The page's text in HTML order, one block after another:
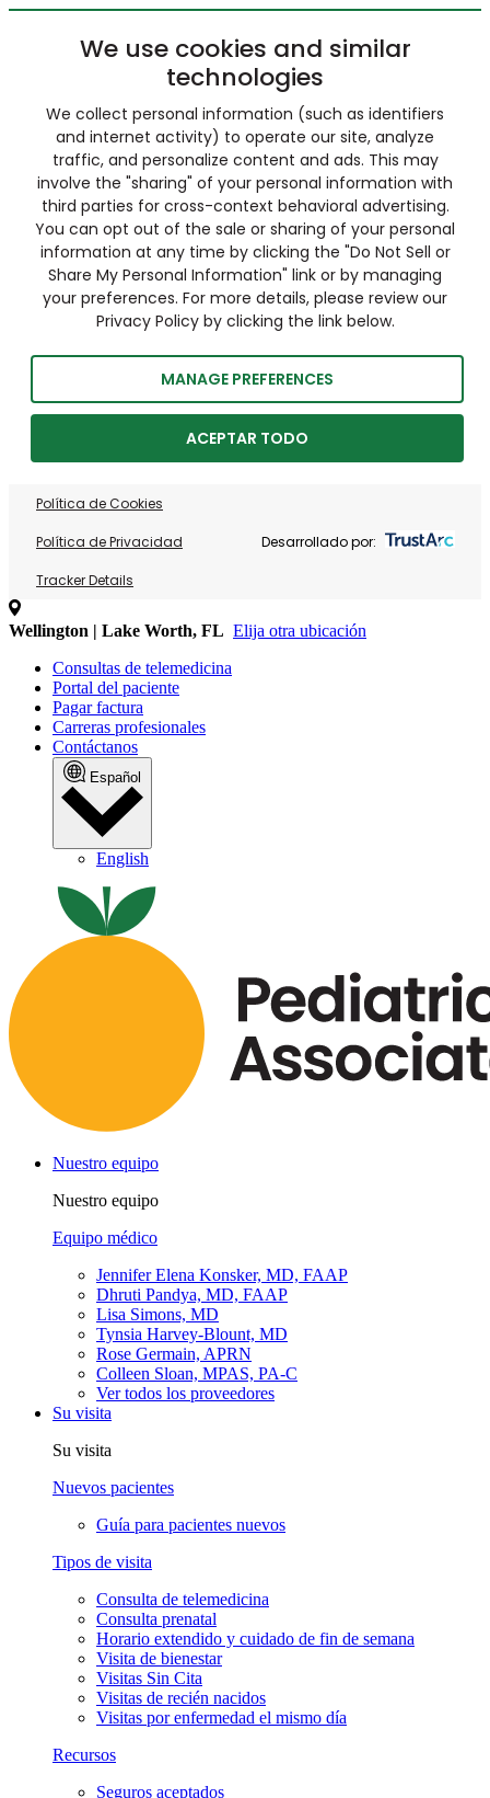
We use cookies and similar
technologies
We collect personal information (such as identifiers
and internet activity) to operate our site, analyze
traffic, and personalize content and ads. This may
involve the "sharing" of your personal information with
third parties for cross-context behavioral advertising.
You can opt out of the sale or sharing of your personal
information at any time by clicking the "Do Not Sell or
Share My Personal Information" link or by managing
your preferences. For more details, please review our
Privacy Policy by clicking the link below.
MANAGE PREFERENCES
ACEPTAR TODO
Política de Cookies
Política de Privacidad
Tracker Details
Desarrollado por:
Wellington | Lake Worth, FL Elija otra ubicación
Consultas de telemedicina
Portal del paciente
Pagar factura
Carreras profesionales
Contáctanos
Español
English
Nuestro equipo
Nuestro equipo
Equipo médico
Jennifer Elena Konsker, MD, FAAP
Dhruti Pandya, MD, FAAP
Lisa Simons, MD
Tynsia Harvey-Blount, MD
Rose Germain, APRN
Colleen Sloan, MPAS, PA-C
Ver todos los proveedores
Su visita
Su visita
Nuevos pacientes
Guía para pacientes nuevos
Tipos de visita
Consulta de telemedicina
Consulta prenatal
Horario extendido y cuidado de fin de semana
Visita de bienestar
Visitas Sin Cita
Visitas de recién nacidos
Visitas por enfermedad el mismo día
Recursos
Seguros aceptados